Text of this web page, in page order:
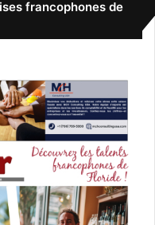
francophones de